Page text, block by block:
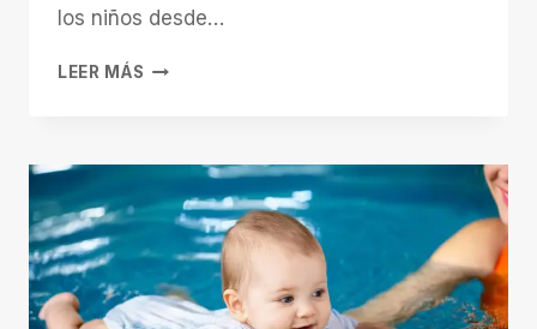
los niños desde…
LEER MÁS LOS
ESTIMULACIÓN
TEMPRANA
PARA
DESARROLLO
COGNITIVO
Y